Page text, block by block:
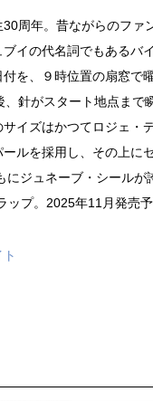
周年。昔ながらのフ
イの代名詞でもあるバ
を、９時位置の扇窓で
針がスタート地点ま
イズはかつてロジェ・
ルを採用し、その上に
にジュネーブ・シール
プ。2025年11月発売